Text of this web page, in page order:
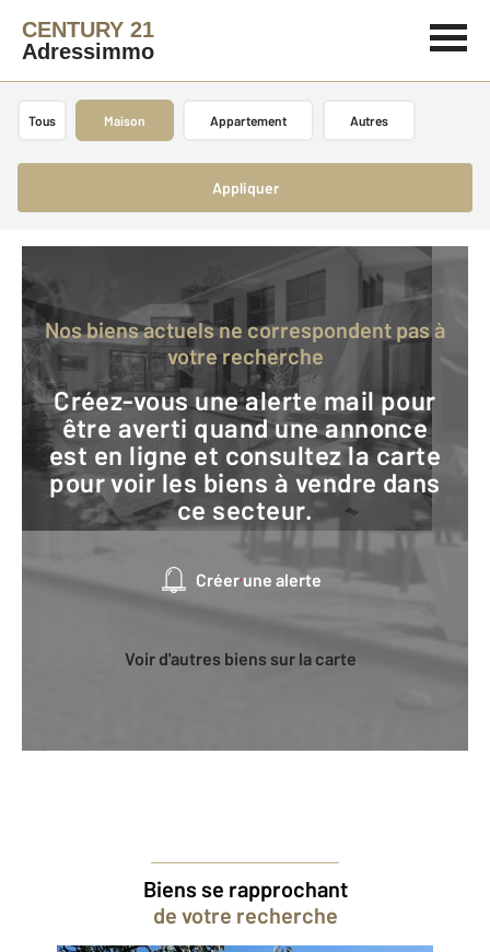
CENTURY 21
Adressimmo
Tous Maison Appartement Autres
Appliquer
Nos biens actuels ne correspondent pas à
votre recherche
Créez-vous une alerte mail pour
être averti quand une annonce
est en ligne et consultez la carte
pour voir les biens à vendre dans
ce secteur.
Créer une alerte
Voir d'autres biens sur la carte
Biens se rapprochant
de votre recherche